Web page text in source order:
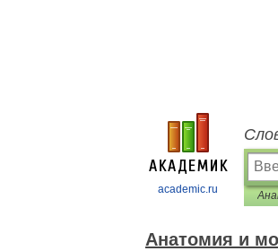
academic.ru
Анатомия и